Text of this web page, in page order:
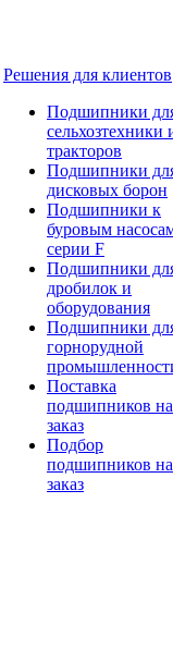
Решения для клиентов
Подшипники
сельхозтехники
тракторов
Подшипники
дисковых борон
Подшипники к
буровым
серии F
Подшипники
дробилок и
оборудования
Подшипники
горнорудной
Поставка
подшипников на
заказ
Подбор
подшипников на
заказ